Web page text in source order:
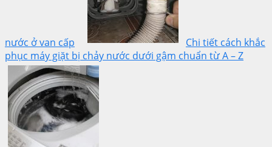
nước ở van cấp
Chi tiết cách khắc
phục máy giặt bị chảy nước dưới gậm chuẩn từ A – Z